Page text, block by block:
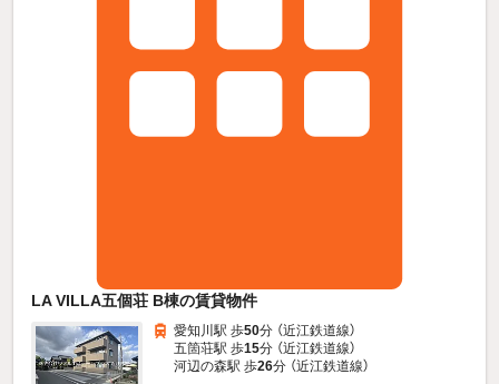
LA VILLA五個荘 B棟の賃貸物件
愛知川駅 歩50分 （近江鉄道線）
五箇荘駅 歩15分 （近江鉄道線）
河辺の森駅 歩26分 （近江鉄道線）